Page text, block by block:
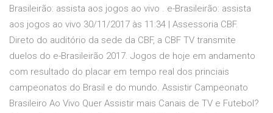
Brasileirão: assista aos jogos ao vivo . e-Brasileirão: assista
aos jogos ao vivo 30/11/2017 às 11:34 | Assessoria CBF.
Direto do auditório da sede da CBF, a CBF TV transmite
duelos do e-Brasileirão 2017. Jogos de hoje em andamento
com resultado do placar em tempo real dos princiais
campeonatos do Brasil e do mundo. Assistir Campeonato
Brasileiro Ao Vivo Quer Assistir mais Canais de TV e Futebol?